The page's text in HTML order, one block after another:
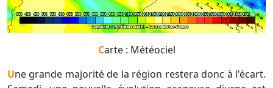
Carte : Météociel
Une grande majorité de la région restera donc à l'écart.